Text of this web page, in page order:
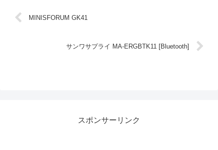
MINISFORUM GK41
サンワサプライ MA-ERGBTK11 [Bluetooth]
スポンサーリンク